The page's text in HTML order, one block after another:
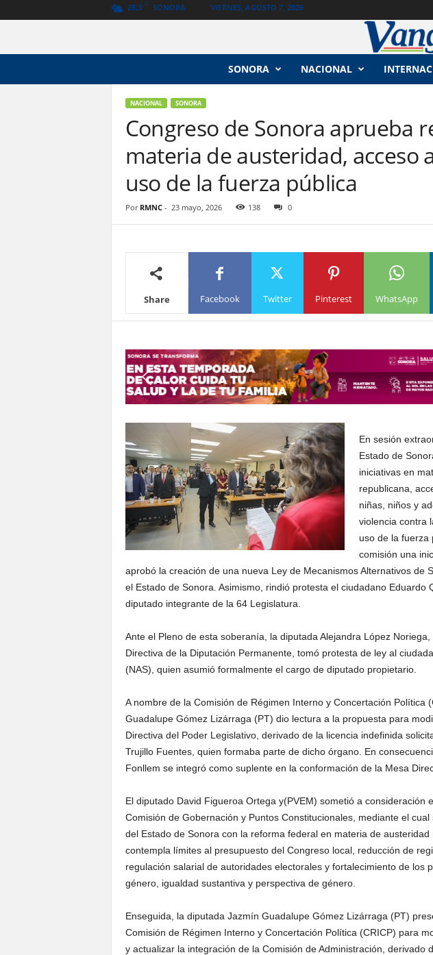
28.3 C SONORA VIERNES, AGOSTO 7, 2026
SONORA NACIONAL
NACIONAL SONORA
Congreso de Sonora aprueba
materia de austeridad, acceso
uso de la fuerza pública
Por RMNC- 23 mayo, 2026 138 0
Share Facebook Twitter Pinterest WhatsApp
En sesión
Estado de
iniciativas en
republicana,
niñas, niños y
violencia contra
uso de la fuerza
comisión una
aprobó la creación de una nueva Ley de Mecanismos Alternativos de
el Estado de Sonora. Asimismo, rindió protesta el ciudadano Eduardo
diputado integrante de la 64 Legislatura.
Ante el Pleno de esta soberanía, la diputada Alejandra López
Directiva de la Diputación Permanente, tomó protesta de ley al
(NAS), quien asumió formalmente el cargo de diputado propietario.
A nombre de la Comisión de Régimen Interno y Concertación Política
Guadalupe Gómez Lizárraga (PT) dio lectura a la propuesta para
Directiva del Poder Legislativo, derivado de la licencia indefinida
Trujillo Fuentes, quien formaba parte de dicho órgano. En
Fonllem se integró como suplente en la conformación de la Mesa
El diputado David Figueroa Ortega y(PVEM) sometió a consideración
Comisión de Gobernación y Puntos Constitucionales, mediante el
del Estado de Sonora con la reforma federal en materia de
contempla límites al presupuesto del Congreso local, reducción de
regulación salarial de autoridades electorales y fortalecimiento de los
género, igualdad sustantiva y perspectiva de género.
Enseguida, la diputada Jazmín Guadalupe Gómez Lizárraga (PT)
Comisión de Régimen Interno y Concertación Política (CRICP) para
y actualizar la integración de la Comisión de Administración, derivado